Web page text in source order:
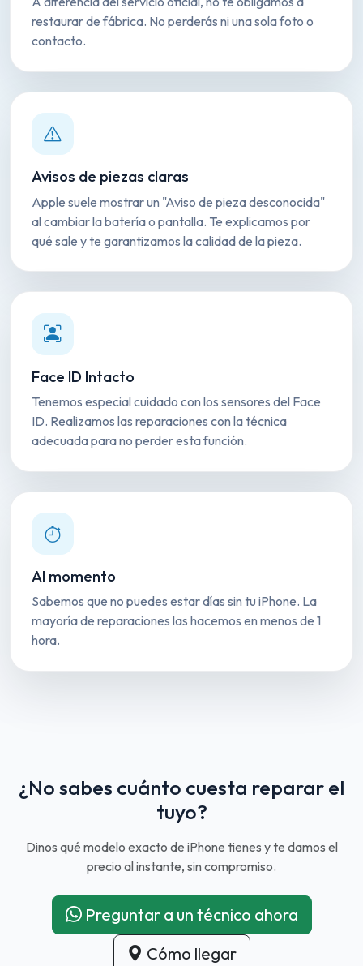
restaurar de fábrica. No perderás ni una sola foto o
contacto.
Avisos de piezas claras
Apple suele mostrar un "Aviso de pieza desconocida"
al cambiar la batería o pantalla. Te explicamos por
qué sale y te garantizamos la calidad de la pieza.
Face ID Intacto
Tenemos especial cuidado con los sensores del Face
ID. Realizamos las reparaciones con la técnica
adecuada para no perder esta función.
Al momento
Sabemos que no puedes estar días sin tu iPhone. La
mayoría de reparaciones las hacemos en menos de 1
hora.
¿No sabes cuánto cuesta reparar el
tuyo?
Dinos qué modelo exacto de iPhone tienes y te damos el
precio al instante, sin compromiso.
Preguntar a un técnico ahora
Cómo llegar